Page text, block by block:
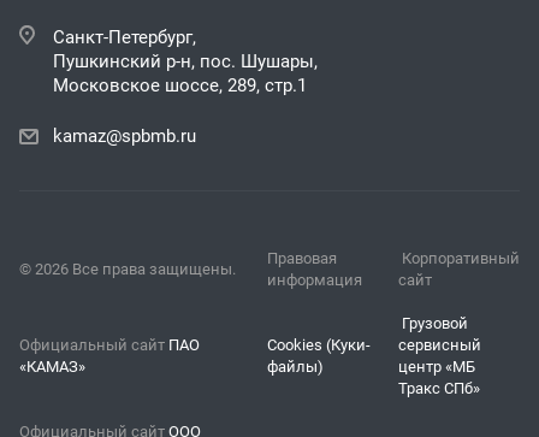
Санкт-Петербург,
Пушкинский р-н, пос. Шушары,
Московское шоссе, 289, стр.1
kamaz@spbmb.ru
© 2026 Все права защищены.
Правовая
информация
Корпоративный
сайт
Официальный сайт ПАО
«КАМАЗ»
Cookies (Куки-
файлы)
Грузовой
сервисный
центр «МБ
Тракс СПб»
Официальный сайт ООО